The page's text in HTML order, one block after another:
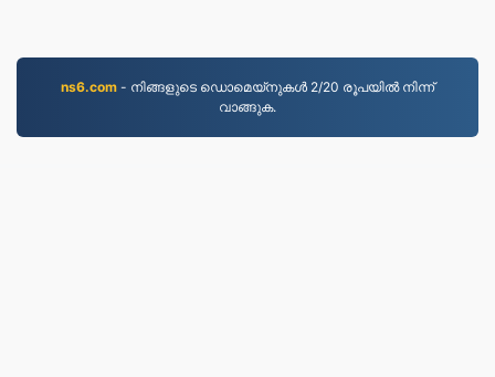
ns6.com - നിങ്ങളുടെ ഡൊമെയ്നുകൾ 2/20 രൂപയിൽ നിന്ന്
വാങ്ങുക.